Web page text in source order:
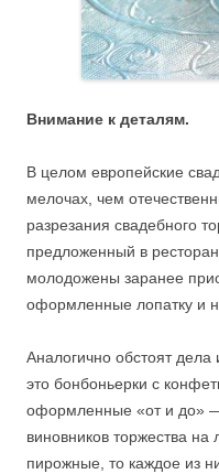
Внимание к деталям.
В целом европейские
мелочах, чем
разрезания свадебного
предложенный в
молодожены заранее
оформленные лопатку и
Аналогично обстоят
это бонбоньерки с
оформленные «от и до»
виновников торжества
пирожные, то каждое из